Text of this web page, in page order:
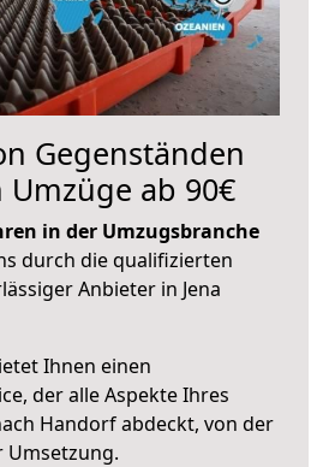
Gegenständen
ab 90€
in der Umzugsbranche
durch die qualifizierten
Anbieter in Jena
Ihnen einen
der alle Aspekte Ihres
Handorf abdeckt, von der
Umsetzung.